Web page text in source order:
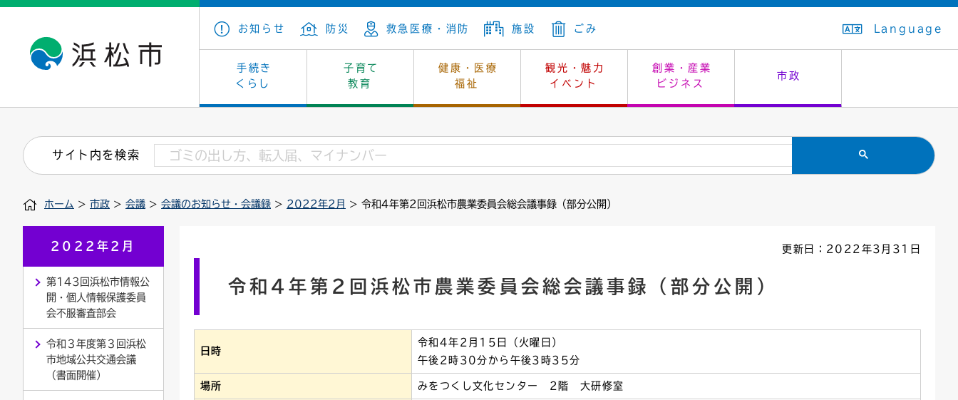
お知らせ 防災 救急医療・消防 施設 ごみ Language
手続き
くらし
子育て
教育
健康・医療
福祉
観光・魅力
イベント
創業・産業
ビジネス
市政
戸籍・住民の手続き 保険・年金 上下水道 生活排水
住まい・建築 墓地・斎場 消費生活 市民安全
税金 法人税 環境
道路・交通・河川
印鑑登録証明書
道路台帳
連絡ごみ
子育て・青少年・若者 教育 生涯学習 教育委員会
看護専門学校 学級閉鎖 幼稚園一覧 入学式・卒業式
小学校一覧 中学校一覧
健康・医療 福祉 休日当番医 救急・夜間診療
介護保険 保健所 感染症
文化・芸術 文化財 レジャー・スポーツ 施設予約（まつぼっくり）
浜松・浜名湖だいすきネット はじめよう、ハマライフ はたちの集い
産業振興 カーボンニュートラル 土地 指定管理者制度
発注情報(入札・契約) 福祉・介護 環境対策 公共事業の技術監理
募集 雇用・就労 企業立地
市の概要 庁舎案内 市長の部屋 議会
外郭団体 統計 選挙 オープンデータ
職員採用 市有財産 例規・公示
行政区
会議
附属機関
ユニバーサルデザイン
サイト内を検索
ホーム > 市政 > 会議 > 会議のお知らせ・会議録 > 2022年2月 > 令和4年第2回浜松市農業委員会総会議事録（部分公開）
2022年2月
第143回浜松市情報公
開・個人情報保護委員
会不服審査部会
令和３年度第３回浜松
市地域公共交通会議
（書面開催）
更新日：2022年3月31日
令和4年第2回浜松市農業委員会総会議事録（部分公開）
日時
令和4年2月15日（火曜日）
午後2時30分から午後3時35分
場所 みをつくし文化センター 2階 大研修室